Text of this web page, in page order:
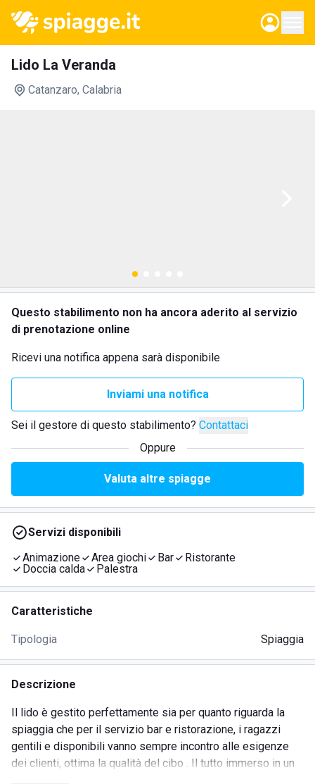
Lido La Veranda
Catanzaro, Calabria
Questo stabilimento non ha ancora aderito al servizio
di prenotazione online
Ricevi una notifica appena sarà disponibile
Inviami una notifica
Sei il gestore di questo stabilimento? Contattaci
Oppure
Valuta altre spiagge
Servizi disponibili
Animazione
Area giochi Bar
Ristorante
Doccia calda
Palestra
Caratteristiche
Tipologia Spiaggia
Descrizione
Il lido è gestito perfettamente sia per quanto riguarda la
spiaggia che per il servizio bar e ristorazione, i ragazzi
gentili e disponibili vanno sempre incontro alle esigenze
dei clienti, ottima la qualità del cibo . Il tutto immerso in un